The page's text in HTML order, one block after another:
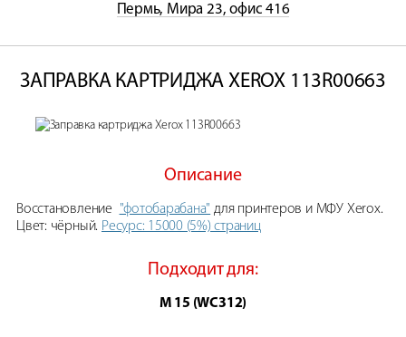
Пермь, Мира 23, офис 416
ЗАПРАВКА КАРТРИДЖА XEROX 113R00663
Описание
Восстановление "фотобарабана" для принтеров и МФУ Xerox.
Цвет: чёрный. Ресурс: 15000 (5%) страниц
Подходит для:
M 15 (WC312)